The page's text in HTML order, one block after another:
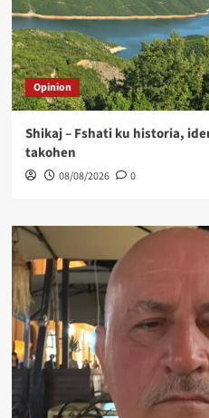
Opinion
Shikaj – Fshati ku historia,
takohen
08/08/2026 0